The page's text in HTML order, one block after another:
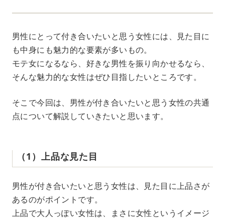
男性にとって付き合いたいと思う女性には、見た目に
も中身にも魅力的な要素が多いもの。
モテ女になるなら、好きな男性を振り向かせるなら、
そんな魅力的な女性はぜひ目指したいところです。
そこで今回は、男性が付き合いたいと思う女性の共通
点について解説していきたいと思います。
（1）上品な見た目
男性が付き合いたいと思う女性は、見た目に上品さが
あるのがポイントです。
上品で大人っぽい女性は、まさに女性というイメージ